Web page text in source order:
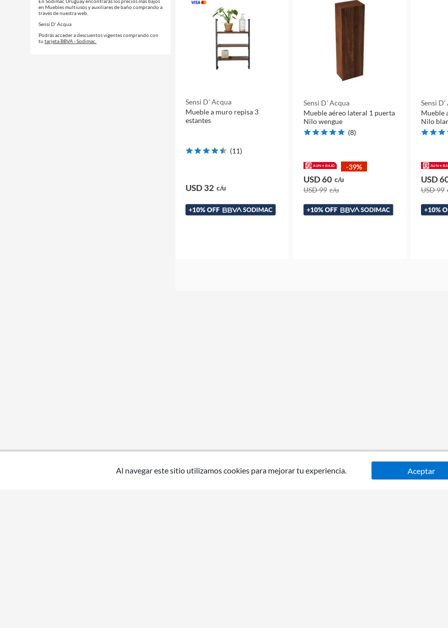
en Muebles multiusos y auxiliares de baño comprando a
través de nuestra web.
Sensi D' Acqua
Podrás acceder a descuentos vigentes comprando con
tu tarjeta BBVA - Sodimac.
Sensi D' Acqua
Mueble a muro repisa 3
estantes
(11)
USD 32 c/u
Sensi D' Acqua
Mueble aéreo lateral 1 puerta
Nilo wengue
(8)
-39%
USD 60 c/u
USD 99 c/u
Sensi D'
Mueble
Nilo
USD
USD 99
Al navegar este sitio utilizamos cookies para mejorar tu experiencia. Aceptar